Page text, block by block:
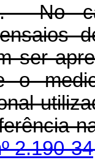
No
ser
o
2.190-